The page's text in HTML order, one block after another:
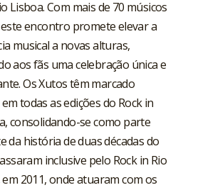
Lisboa. Com mais de 70 músicos
encontro promete elevar a
musical a novas alturas,
aos fãs uma celebração única e
Os Xutos têm marcado
todas as edições do Rock in
consolidando-se como parte
da história de duas décadas do
inclusive pelo Rock in Rio
2011, onde atuaram com os